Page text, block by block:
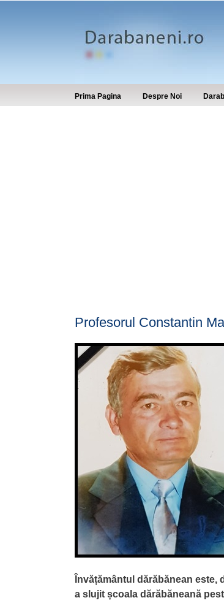
Prima Pagina Despre Noi
Profesorul Constantin
Învățământul dărăbănean
a slujit școala dărăbăneană